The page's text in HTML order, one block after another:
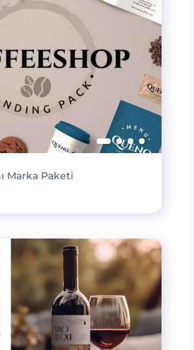
Marka Paketi